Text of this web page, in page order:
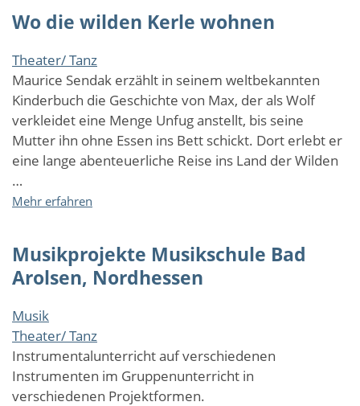
Arthur
Wo die wilden Kerle wohnen
Theater/ Tanz
Maurice Sendak erzählt in seinem weltbekannten
Kinderbuch die Geschichte von Max, der als Wolf
verkleidet eine Menge Unfug anstellt, bis seine
Mutter ihn ohne Essen ins Bett schickt. Dort erlebt er
eine lange abenteuerliche Reise ins Land der Wilden
…
Mehr erfahren
wilden
Kerle
wohnen
Musikprojekte Musikschule Bad
Arolsen, Nordhessen
Musik
Theater/ Tanz
Instrumentalunterricht auf verschiedenen
Instrumenten im Gruppenunterricht in
verschiedenen Projektformen.